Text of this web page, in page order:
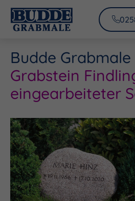
Budde Grabmale
Grabstein
eingearbeiteter